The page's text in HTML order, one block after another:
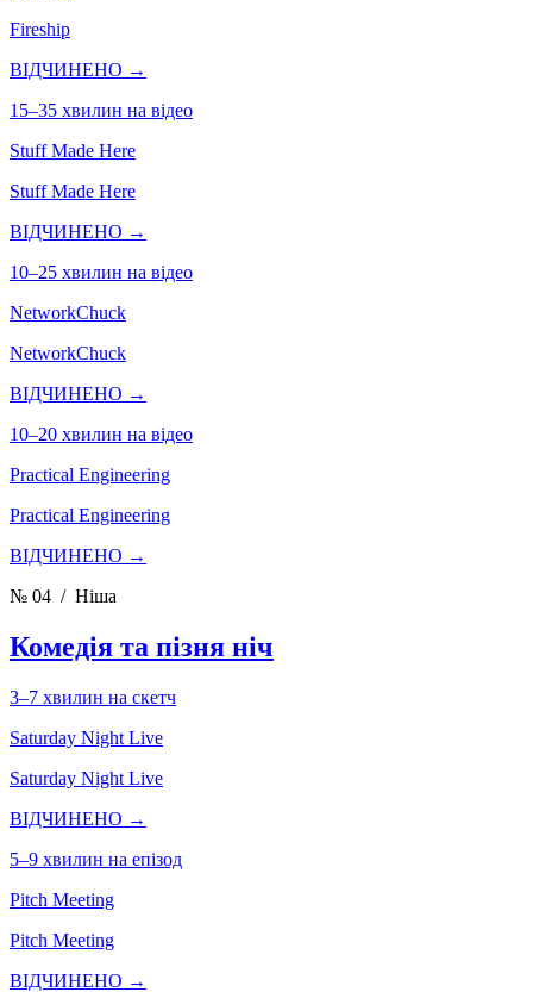
Fireship
ВІДЧИНЕНО →
15–35 хвилин на відео
Stuff Made Here
Stuff Made Here
ВІДЧИНЕНО →
10–25 хвилин на відео
NetworkChuck
NetworkChuck
ВІДЧИНЕНО →
10–20 хвилин на відео
Practical Engineering
Practical Engineering
ВІДЧИНЕНО →
№ 04 / Ніша
Комедія та пізня ніч
3–7 хвилин на скетч
Saturday Night Live
Saturday Night Live
ВІДЧИНЕНО →
5–9 хвилин на епізод
Pitch Meeting
Pitch Meeting
ВІДЧИНЕНО →